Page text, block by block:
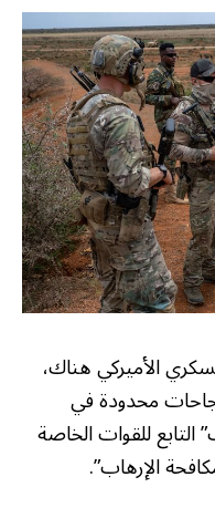
الأميركي هناك،
محدودة في
التابع للقوات الخاصة
الإرهاب”.